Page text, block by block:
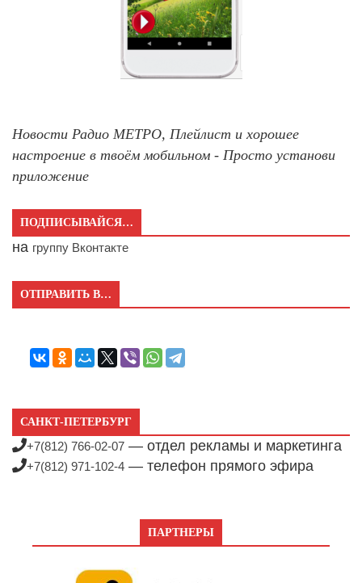
Новости Радио МЕТРО, Плейлист и хорошее
настроение в твоём мобильном - Просто установи
приложение
ПОДПИСЫВАЙСЯ…
на группу Вконтакте
ОТПРАВИТЬ В…
САНКТ-ПЕТЕРБУРГ
+7(812) 766-02-07 — отдел рекламы и маркетинга
+7(812) 971-102-4 — телефон прямого эфира
ПАРТНЕРЫ